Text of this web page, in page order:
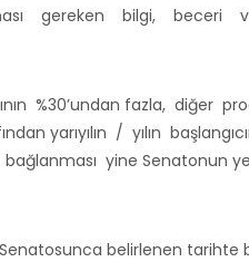
gereken bilgi,
%30’undan fazla, diğer
yarıyılın / yılın
yine Senatonun
belirlenen tarihte